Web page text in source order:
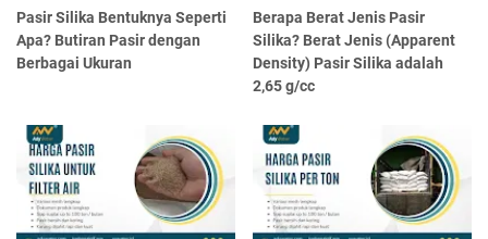
Pasir Silika Bentuknya Seperti
Apa? Butiran Pasir dengan
Berbagai Ukuran
Berapa Berat Jenis Pasir
Silika? Berat Jenis (Apparent
Density) Pasir Silika adalah
2,65 g/cc